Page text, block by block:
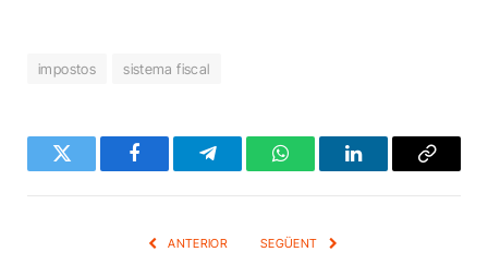
impostos sistema fiscal
Twitter FacebookTelegramWhatsAppLinkedInCopy
ANTERIOR SEGÜENT